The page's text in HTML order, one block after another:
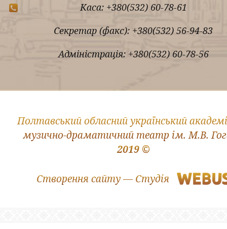
Каса: +380(532) 60-78-61
Секретар (факс): +380(532) 56-94-83
Адміністрація: +380(532) 60-78-56
2019 ©
Полтавський обласний український
музично-драматичний театр ім. М.В.
Створення сайту — Студія